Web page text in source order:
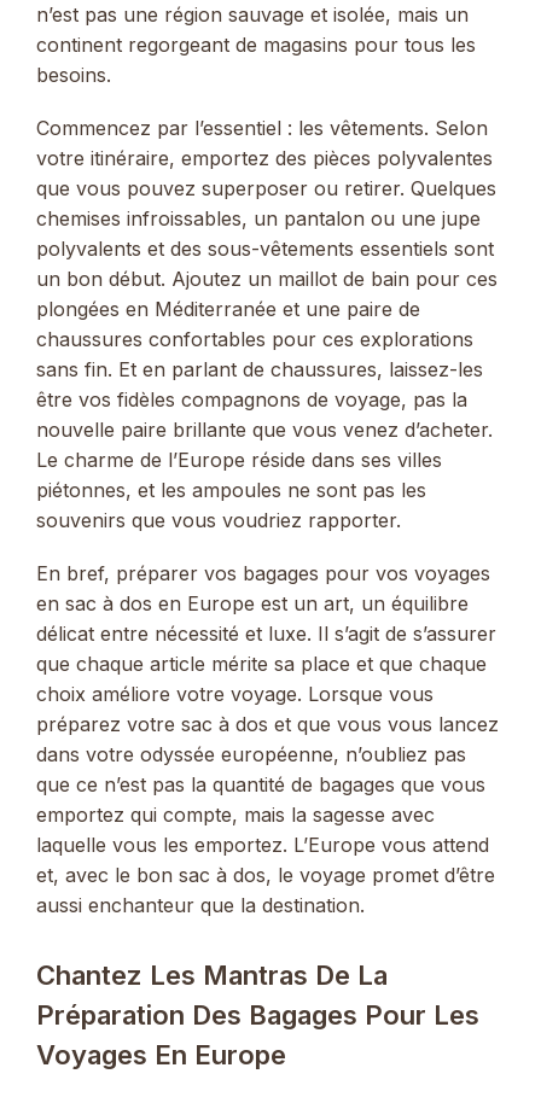
n’est pas une région sauvage et isolée, mais un
continent regorgeant de magasins pour tous les
besoins.
Commencez par l’essentiel : les vêtements. Selon
votre itinéraire, emportez des pièces polyvalentes
que vous pouvez superposer ou retirer. Quelques
chemises infroissables, un pantalon ou une jupe
polyvalents et des sous-vêtements essentiels sont
un bon début. Ajoutez un maillot de bain pour ces
plongées en Méditerranée et une paire de
chaussures confortables pour ces explorations
sans fin. Et en parlant de chaussures, laissez-les
être vos fidèles compagnons de voyage, pas la
nouvelle paire brillante que vous venez d’acheter.
Le charme de l’Europe réside dans ses villes
piétonnes, et les ampoules ne sont pas les
souvenirs que vous voudriez rapporter.
En bref, préparer vos bagages pour vos voyages
en sac à dos en Europe est un art, un équilibre
délicat entre nécessité et luxe. Il s’agit de s’assurer
que chaque article mérite sa place et que chaque
choix améliore votre voyage. Lorsque vous
préparez votre sac à dos et que vous vous lancez
dans votre odyssée européenne, n’oubliez pas
que ce n’est pas la quantité de bagages que vous
emportez qui compte, mais la sagesse avec
laquelle vous les emportez. L’Europe vous attend
et, avec le bon sac à dos, le voyage promet d’être
aussi enchanteur que la destination.
Chantez Les Mantras De La
Préparation Des Bagages Pour Les
Voyages En Europe